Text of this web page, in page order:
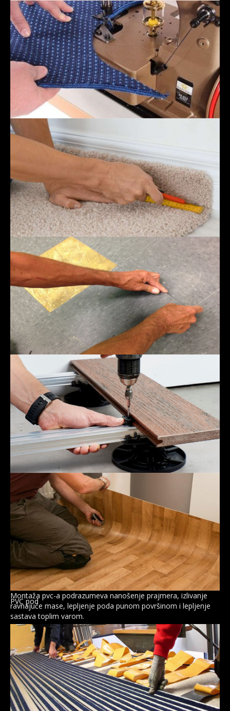
Epoksidni pod
Opšivanje
Itison
Linoleum
Deking
PVC pod
Montaža pvc-a podrazumeva nanošenje prajmera, izlivanje
ravnajuće mase, lepljenje poda punom površinom i lepljenje
sastava toplim varom.